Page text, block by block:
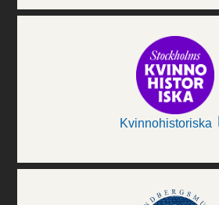
Kvinnohistoriska